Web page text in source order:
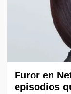
Furor en
episodios